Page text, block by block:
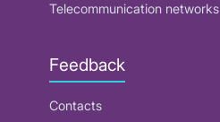
Telecommunication networks
Feedback
Contacts